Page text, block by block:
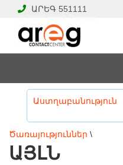
ԱՐԵԳ 551111
Աստղաբանություն
Ծառայություններ \
ԱՅԼՆ